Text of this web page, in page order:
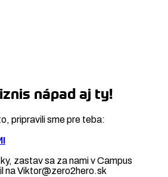
nápad aj ty!
pripravili sme pre teba:
zastav sa za nami v Campus
na Viktor@zero2hero.sk